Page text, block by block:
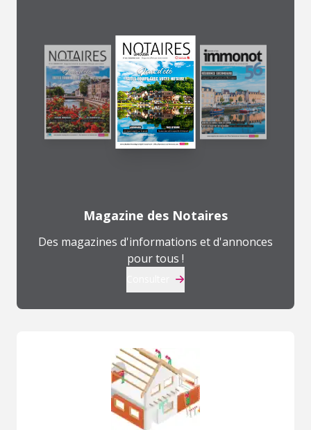
Magazine des Notaires
Des magazines d'informations et d'annonces
pour tous !